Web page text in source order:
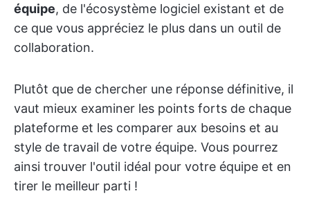
équipe, de l'écosystème logiciel existant et de
ce que vous appréciez le plus dans un outil de
collaboration.
Plutôt que de chercher une réponse définitive, il
vaut mieux examiner les points forts de chaque
plateforme et les comparer aux besoins et au
style de travail de votre équipe. Vous pourrez
ainsi trouver l'outil idéal pour votre équipe et en
tirer le meilleur parti !